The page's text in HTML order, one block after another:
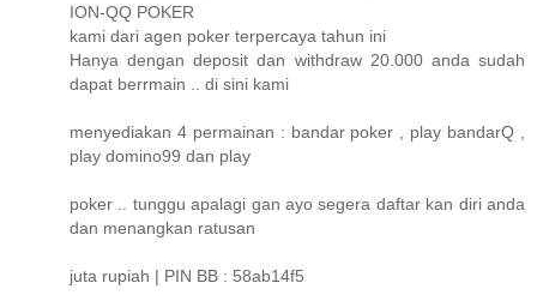
ION-QQ POKER
kami dari agen poker terpercaya tahun ini
Hanya dengan deposit dan withdraw 20.000 anda sudah
dapat berrmain .. di sini kami
menyediakan 4 permainan : bandar poker , play bandarQ ,
play domino99 dan play
poker .. tunggu apalagi gan ayo segera daftar kan diri anda
dan menangkan ratusan
juta rupiah | PIN BB : 58ab14f5